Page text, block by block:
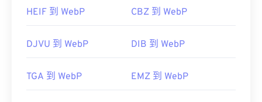
HEIF 到 WebP CBZ 到 WebP
DJVU 到 WebP DIB 到 WebP
TGA 到 WebP EMZ 到 WebP